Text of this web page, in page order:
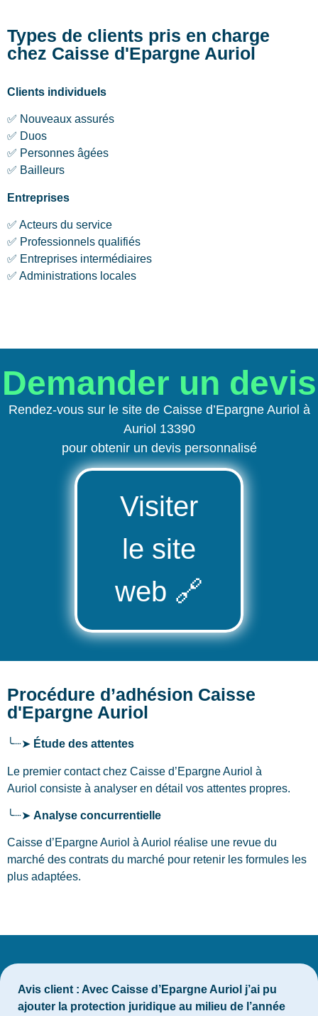
Types de clients pris en charge
chez Caisse d'Epargne Auriol
Clients individuels
✅ Nouveaux assurés
✅ Duos
✅ Personnes âgées
✅ Bailleurs
Entreprises
✅ Acteurs du service
✅ Professionnels qualifiés
✅ Entreprises intermédiaires
✅ Administrations locales
Demander un devis
Rendez-vous sur le site de Caisse d’Epargne Auriol à
Auriol 13390
pour obtenir un devis personnalisé
Visiter
le site
web 🔗
Procédure d’adhésion Caisse
d'Epargne Auriol
╰┈➤ Étude des attentes
Le premier contact chez Caisse d’Epargne Auriol à
Auriol consiste à analyser en détail vos attentes propres.
╰┈➤ Analyse concurrentielle
Caisse d’Epargne Auriol à Auriol réalise une revue du
marché des contrats du marché pour retenir les formules les
plus adaptées.
Avis client : Avec Caisse d’Epargne Auriol j’ai pu
ajouter la protection juridique au milieu de l’année